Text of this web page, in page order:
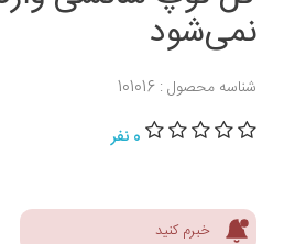
نمی‌شود
شناسه محصول : 101016
0 نفر
خبرم کنید